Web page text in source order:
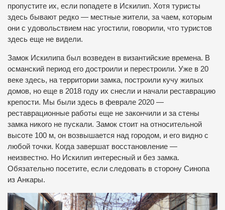
пропустите их, если попадете в Искилип. Хотя туристы
здесь бывают редко — местные жители, за чаем, которым
они с удовольствием нас угостили, говорили, что туристов
здесь еще не видели.
Замок Искилипа был возведен в византийские времена. В
османский период его достроили и перестроили. Уже в 20
веке здесь, на территории замка, построили кучу жилых
домов, но еще в 2018 году их снесли и начали реставрацию
крепости. Мы были здесь в феврале 2020 —
реставрационные работы еще не закончили и за стены
замка никого не пускали. Замок стоит на относительной
высоте 100 м, он возвышается над городом, и его видно с
любой точки. Когда завершат восстановление —
неизвестно. Но Искилип интересный и без замка.
Обязательно посетите, если следовать в сторону Синопа
из Анкары.